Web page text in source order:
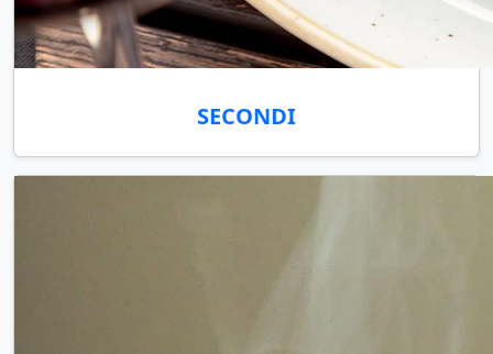
SECONDI